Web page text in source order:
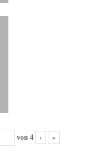
von 4 › »